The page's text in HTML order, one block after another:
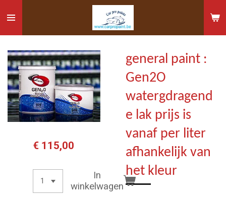
direct
naar
de
hoofdinhoud
general paint :
Gen2O
watergdragend
e lak prijs is
vanaf per liter
afhankelijk van
het kleur
€ 115,00
In
winkelwagen